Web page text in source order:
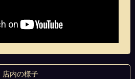
店内の様子